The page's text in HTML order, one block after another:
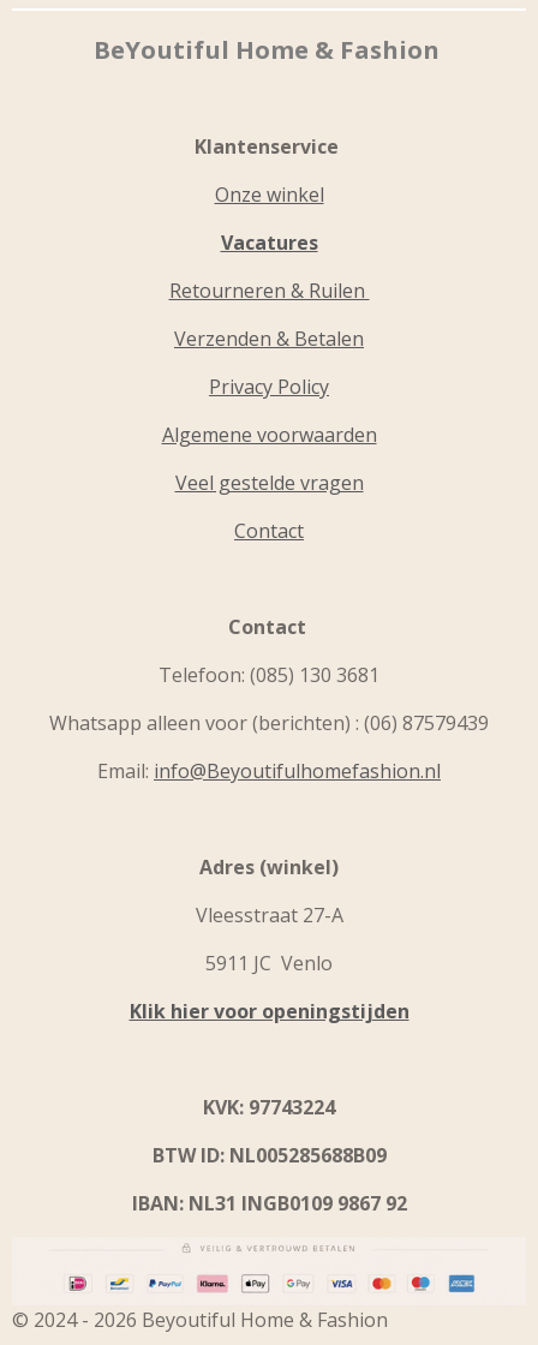
BeYoutiful Home & Fashion
Klantenservice
Onze winkel
Vacatures
Retourneren & Ruilen
Verzenden & Betalen
Privacy Policy
Algemene voorwaarden
Veel gestelde vragen
Contact
Contact
Telefoon: (085) 130 3681
Whatsapp alleen voor (berichten) : (06) 87579439
Email: info@Beyoutifulhomefashion.nl
Adres (winkel)
Vleesstraat 27-A
5911 JC Venlo
Klik hier voor openingstijden
KVK: 97743224
BTW ID: NL005285688B09
IBAN: NL31 INGB0109 9867 92
© 2024 - 2026 Beyoutiful Home & Fashion